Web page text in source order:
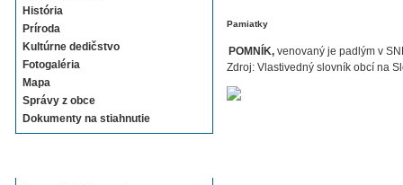
História
Príroda
Kultúrne dedičstvo
Fotogaléria
Mapa
Správy z obce
Dokumenty na stiahnutie
Pamiatky
POMNÍK, venovaný je padlým v
Zdroj: Vlastivedný slovník obcí na